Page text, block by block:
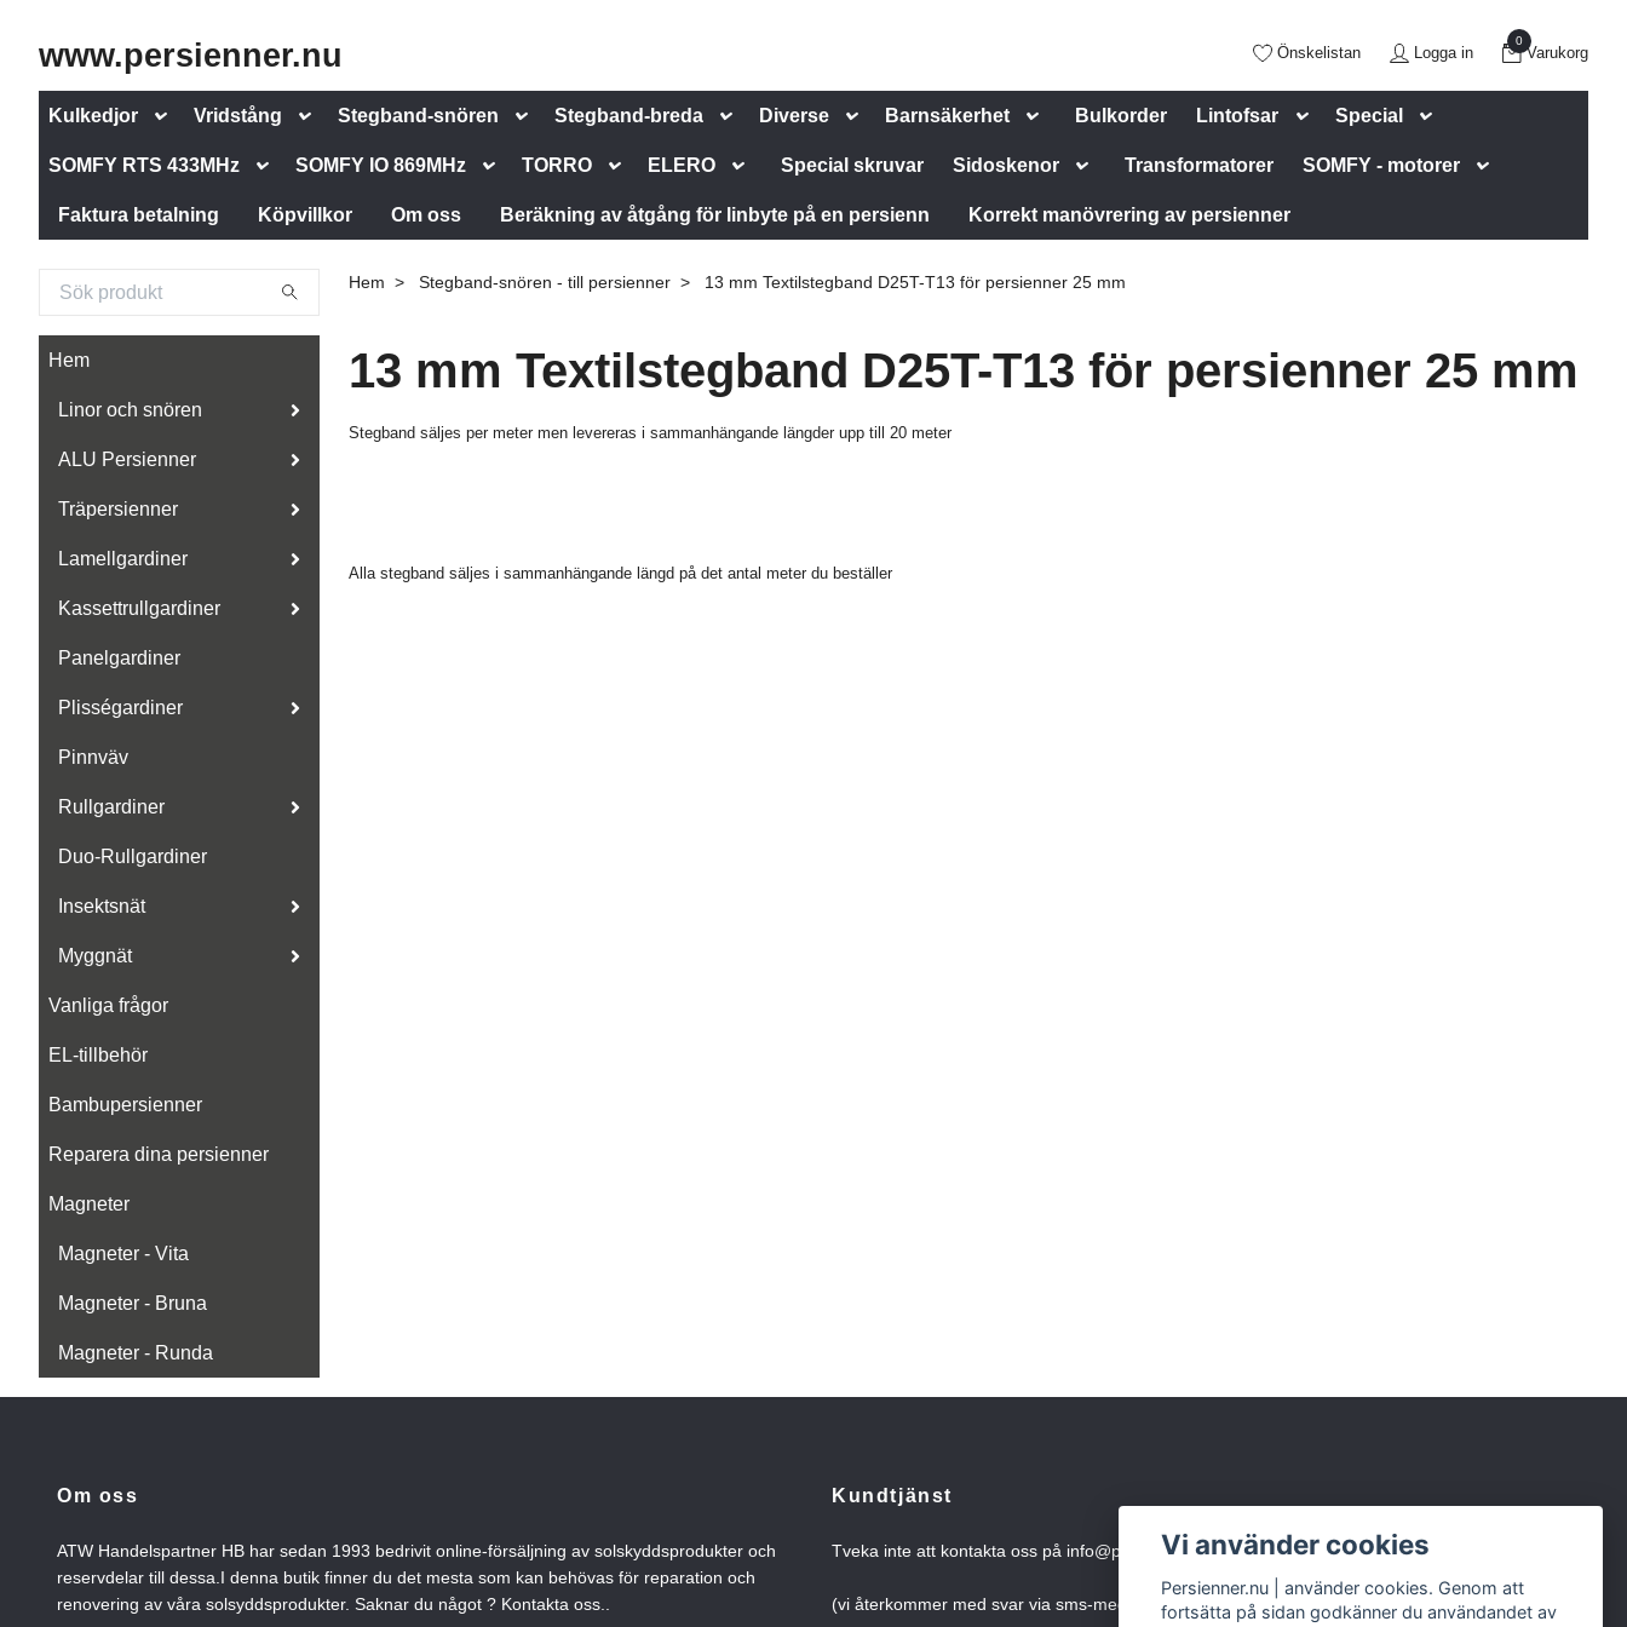
www.persienner.nu Önskelistan Logga in
0
Varukorg
Kulkedjor Vridstång Stegband-snören Stegband-breda Diverse Barnsäkerhet Bulkorder Lintofsar Special
SOMFY RTS 433MHz SOMFY IO 869MHz TORRO ELERO Special skruvar Sidoskenor Transformatorer SOMFY - motorer
Faktura betalning Köpvillkor Om oss Beräkning av åtgång för linbyte på en persienn Korrekt manövrering av persienner
Hem
Linor och snören
ALU Persienner
Träpersienner
Lamellgardiner
Kassettrullgardiner
Panelgardiner
Plisségardiner
Pinnväv
Rullgardiner
Duo-Rullgardiner
Insektsnät
Myggnät
Vanliga frågor
EL-tillbehör
Bambupersienner
Reparera dina persienner
Magneter
Magneter - Vita
Magneter - Bruna
Magneter - Runda
Hem Stegband-snören - till persienner 13 mm Textilstegband D25T-T13 för persienner 25 mm
13 mm Textilstegband D25T-T13 för persienner 25 mm
Stegband säljes per meter men levereras i sammanhängande längder upp till 20 meter
Alla stegband säljes i sammanhängande längd på det antal meter du beställer
Om oss
ATW Handelspartner HB har sedan 1993 bedrivit online-försäljning av solskyddsprodukter och
reservdelar till dessa.I denna butik finner du det mesta som kan behövas för reparation och
renovering av våra solsyddsprodukter. Saknar du något ? Kontakta oss..
Kundtjänst
Tveka inte att kontakta oss på info@persienner.nueller skicka SMS till 0760-210 423
(vi återkommer med svar via sms-meddelande)
Vi använder cookies
Persienner.nu | använder cookies. Genom att
fortsätta på sidan godkänner du användandet av